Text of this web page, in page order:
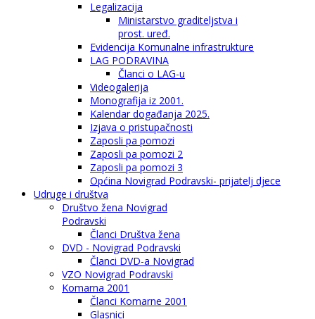
Legalizacija
Ministarstvo graditeljstva i
prost. uređ.
Evidencija Komunalne infrastrukture
LAG PODRAVINA
Članci o LAG-u
Videogalerija
Monografija iz 2001.
Kalendar događanja 2025.
Izjava o pristupačnosti
Zaposli pa pomozi
Zaposli pa pomozi 2
Zaposli pa pomozi 3
Općina Novigrad Podravski- prijatelj djece
Udruge i društva
Društvo žena Novigrad
Podravski
Članci Društva žena
DVD - Novigrad Podravski
Članci DVD-a Novigrad
VZO Novigrad Podravski
Komarna 2001
Članci Komarne 2001
Glasnici